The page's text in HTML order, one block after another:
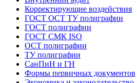
Корректирующие воздействия
ГОСТ ОСТ ТУ полиграфии
ГОСТ полиграфии
ГОСТ СМК ISO
ОСТ полиграфии
ТУ полиграфии
СанПиН и ГН
Формы первичных документов